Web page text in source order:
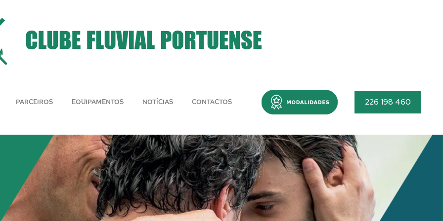
PARCEIROS EQUIPAMENTOS NOTÍCIAS CONTACTOS Menu 226 198 460